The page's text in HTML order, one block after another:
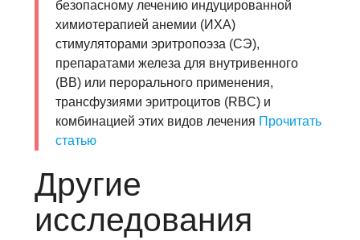
безопасному лечению индуцированной
химиотерапией анемии (ИХА)
стимуляторами эритропоэза (СЭ),
препаратами железа для внутривенного
(ВВ) или перорального применения,
трансфузиями эритроцитов (RBC) и
комбинацией этих видов лечения Прочитать
статью
Другие
исследования